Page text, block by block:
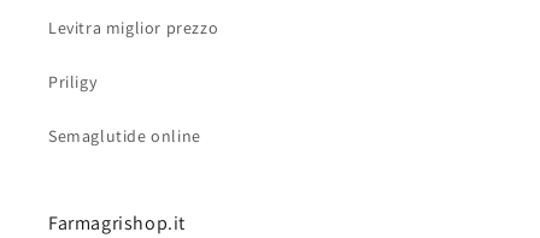
Levitra miglior prezzo
Priligy
Semaglutide online
Farmagrishop.it